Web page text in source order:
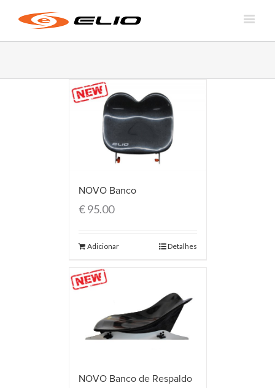
NOVO Banco
€95.00
Adicionar Detalhes
NOVO Banco de Respaldo